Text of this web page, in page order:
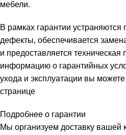
мебели.
В рамках гарантии устраняются
дефекты, обеспечивается
и предоставляется
информацию о гарантийных
ухода и эксплуатации вы можете
странице
Подробнее о гарантии
Мы организуем доставку вашей